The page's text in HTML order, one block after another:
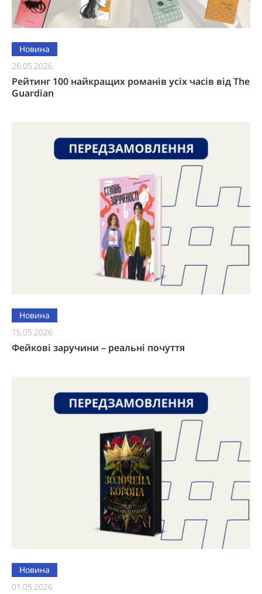
Новина
26.05.2026
Рейтинг 100 найкращих романів усіх часів від The
Guardian
Новина
15.05.2026
Фейкові заручини – реальні почуття
Новина
01.05.2026